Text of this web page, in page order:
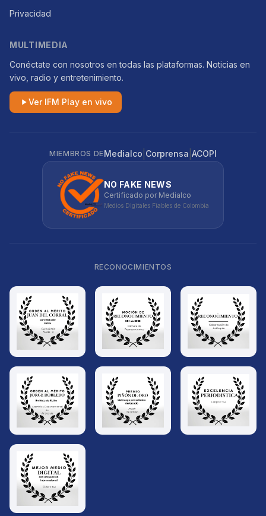
Privacidad
MULTIMEDIA
Conéctate con nosotros en todas las plataformas. Noticias en
vivo, radio y entretenimiento.
Ver IFM Play en vivo
MIEMBROS DEMedialco Corprensa ACOPI
NO FAKE NEWS
Certificado por Medialco
Medios Digitales Fiables de Colombia
RECONOCIMIENTOS